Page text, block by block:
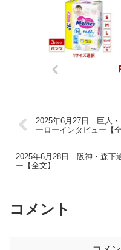
2025年6月27日 巨人
ーローインタビュー【全
2025年6月28日 阪神・森下
ー【全文】
コメント